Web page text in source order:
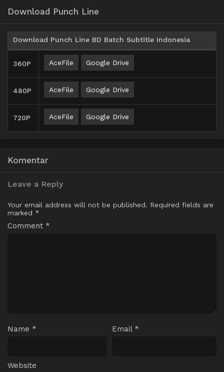
Download Punch Line
Download Punch Line BD Batch Subtitle Indonesia
360P AceFile Google Drive
480P AceFile Google Drive
720P AceFile Google Drive
Komentar
Leave a Reply
Your email address will not be published. Required fields are
marked *
Comment *
Name * Email *
Website